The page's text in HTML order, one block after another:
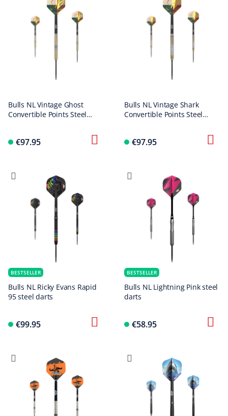
Bulls NL Vintage Ghost
Convertible Points Steel
€97.95
Bulls NL Vintage Shark
Convertible Points Steel
€97.95
BESTSELLER
Bulls NL Ricky Evans Rapid
95 steel darts
€99.95
BESTSELLER
Bulls NL Lightning Pink steel
darts
€58.95